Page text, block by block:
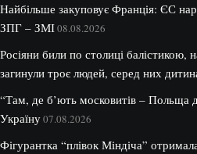
Найбільше закуповує Франція: ЄС
ЗПГ – ЗМІ08.08.2026
Росіяни били по столиці балістикою,
загинули троє людей, серед них
“Там, де б’ють московитів – Польща
Україну07.08.2026
Фігурантка “плівок Міндіча”